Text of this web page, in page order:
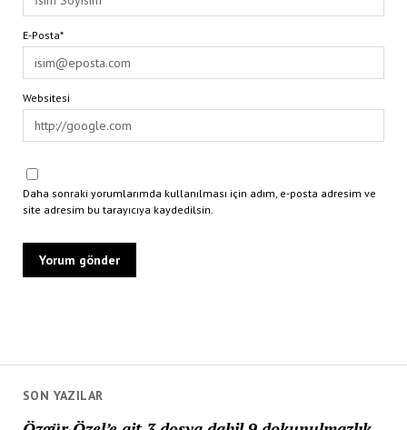
SON YAZILAR
E-Posta*
Websitesi
Daha sonraki yorumlarımda kullanılması için adım, e-posta adresim ve
site adresim bu tarayıcıya kaydedilsin.